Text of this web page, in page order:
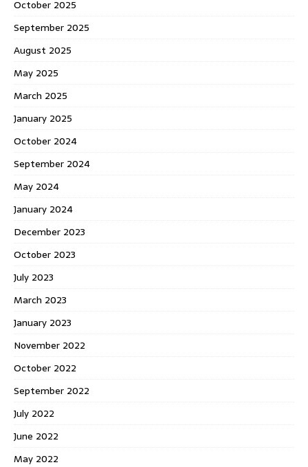
October 2025
September 2025
August 2025
May 2025
March 2025
January 2025
October 2024
September 2024
May 2024
January 2024
December 2023
October 2023
July 2023
March 2023
January 2023
November 2022
October 2022
September 2022
July 2022
June 2022
May 2022